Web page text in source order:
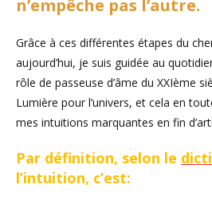
n’empêche pas l’autre.
Grâce à ces différentes étapes du
aujourd’hui, je suis guidée au
rôle de passeuse d’âme du XXIème
Lumière pour l’univers, et cela en
mes intuitions marquantes en fin
Par définition, selon le
l’intuition, c’est: